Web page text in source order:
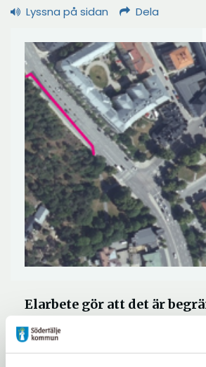
Lyssna på sidan Dela
Elarbete gör att det är
framkomlighet på en del av
Oxbacksleden under en